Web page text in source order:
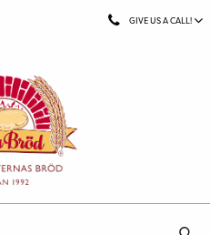
GIVE US A CALL!